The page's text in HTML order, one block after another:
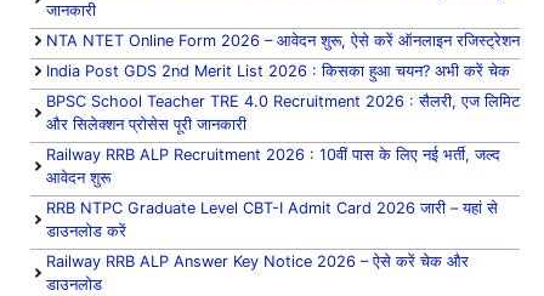
जानकारी
NTA NTET Online Form 2026 – आवेदन शुरू, ऐसे करें ऑनलाइन रजिस्ट्रेशन
India Post GDS 2nd Merit List 2026 : किसका हुआ चयन? अभी करें चेक
BPSC School Teacher TRE 4.0 Recruitment 2026 : सैलरी, एज लिमिट
और सिलेक्शन प्रोसेस पूरी जानकारी
Railway RRB ALP Recruitment 2026 : 10वीं पास के लिए नई भर्ती, जल्द
आवेदन शुरू
RRB NTPC Graduate Level CBT-I Admit Card 2026 जारी – यहां से
डाउनलोड करें
Railway RRB ALP Answer Key Notice 2026 – ऐसे करें चेक और
डाउनलोड